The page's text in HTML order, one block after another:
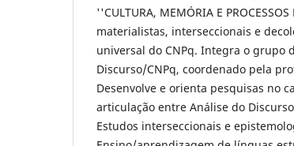
''CULTURA, MEMÓRIA E
materialistas, interseccionais e
universal do CNPq. Integra o grupo
Discurso/CNPq, coordenado pela
Desenvolve e orienta pesquisas no
articulação entre Análise do
Estudos interseccionais e